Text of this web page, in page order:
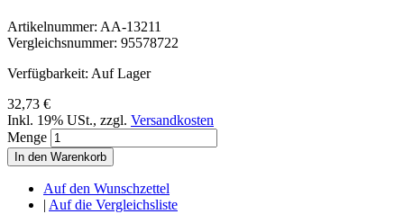
Artikelnummer: AA-13211
Vergleichsnummer: 95578722
Verfügbarkeit: Auf Lager
32,73 €
Inkl. 19% USt., zzgl. Versandkosten
Menge
In den Warenkorb
Auf den Wunschzettel
| Auf die Vergleichsliste